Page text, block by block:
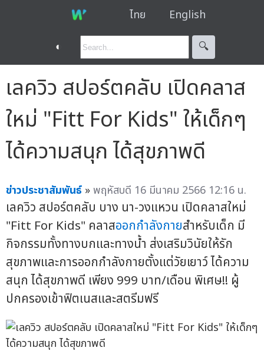
ไทย English
◐ 🔍︎
เลควิว สปอร์ตคลับ เปิดคลาส
ใหม่ "Fitt For Kids" ให้เด็กๆ
ได้ความสนุก ได้สุขภาพดี
ข่าวประชาสัมพันธ์ »พฤหัสบดี 16 มีนาคม 2566 12:16 น.
เลควิว สปอร์ตคลับ บาง นา-วงแหวน เปิดคลาสใหม่
"Fitt For Kids" คลาสออกกำลังกายสำหรับเด็ก มี
กิจกรรมทั้งทางบกและทางน้ำ ส่งเสริมวินัยให้รัก
สุขภาพและการออกกำลังกายตั้งแต่วัยเยาว์ ได้ความ
สนุก ได้สุขภาพดี เพียง 999 บาท/เดือน พิเศษ!! ผู้
ปกครองเข้าฟิตเนสและสตรีมฟรี